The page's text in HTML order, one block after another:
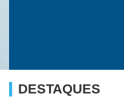
DESTAQUES